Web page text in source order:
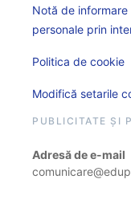
Notă de
personale prin
Politica de cookie
Modifică setarile
PUBLICITATE ȘI
Adresă de e-mail